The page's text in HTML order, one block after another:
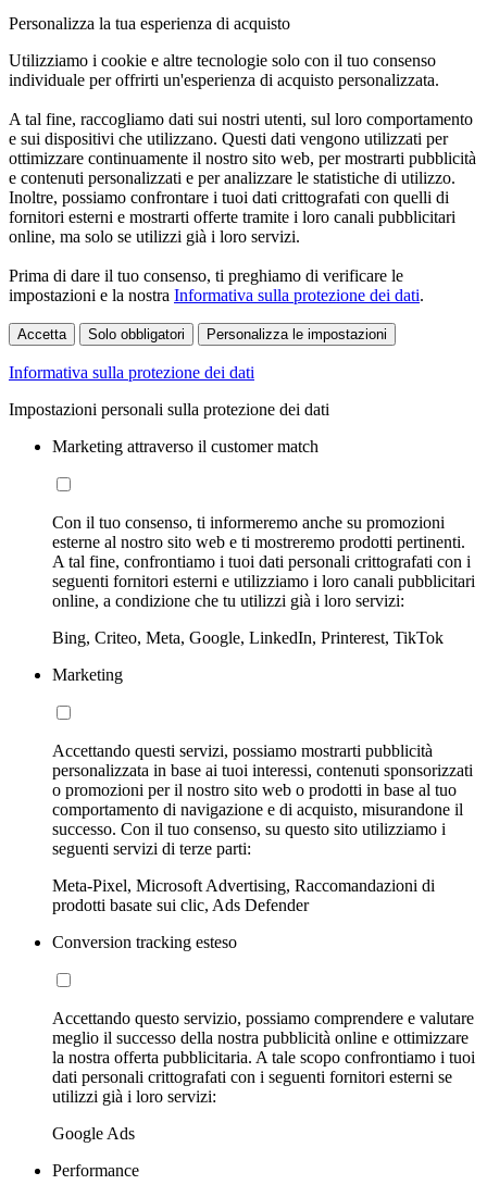
Personalizza la tua esperienza di acquisto
Utilizziamo i cookie e altre tecnologie solo con il tuo consenso
individuale per offrirti un'esperienza di acquisto personalizzata.
A tal fine, raccogliamo dati sui nostri utenti, sul loro comportamento
e sui dispositivi che utilizzano. Questi dati vengono utilizzati per
ottimizzare continuamente il nostro sito web, per mostrarti pubblicità
e contenuti personalizzati e per analizzare le statistiche di utilizzo.
Inoltre, possiamo confrontare i tuoi dati crittografati con quelli di
fornitori esterni e mostrarti offerte tramite i loro canali pubblicitari
online, ma solo se utilizzi già i loro servizi.
Prima di dare il tuo consenso, ti preghiamo di verificare le
impostazioni e la nostra Informativa sulla protezione dei dati.
Accetta Solo obbligatori Personalizza le impostazioni
Informativa sulla protezione dei dati
Impostazioni personali sulla protezione dei dati
Marketing attraverso il customer match
Con il tuo consenso, ti informeremo anche su promozioni
esterne al nostro sito web e ti mostreremo prodotti pertinenti.
A tal fine, confrontiamo i tuoi dati personali crittografati con i
seguenti fornitori esterni e utilizziamo i loro canali pubblicitari
online, a condizione che tu utilizzi già i loro servizi:
Bing, Criteo, Meta, Google, LinkedIn, Printerest, TikTok
Marketing
Accettando questi servizi, possiamo mostrarti pubblicità
personalizzata in base ai tuoi interessi, contenuti sponsorizzati
o promozioni per il nostro sito web o prodotti in base al tuo
comportamento di navigazione e di acquisto, misurandone il
successo. Con il tuo consenso, su questo sito utilizziamo i
seguenti servizi di terze parti:
Meta-Pixel, Microsoft Advertising, Raccomandazioni di
prodotti basate sui clic, Ads Defender
Conversion tracking esteso
Accettando questo servizio, possiamo comprendere e valutare
meglio il successo della nostra pubblicità online e ottimizzare
la nostra offerta pubblicitaria. A tale scopo confrontiamo i tuoi
dati personali crittografati con i seguenti fornitori esterni se
utilizzi già i loro servizi:
Google Ads
Performance